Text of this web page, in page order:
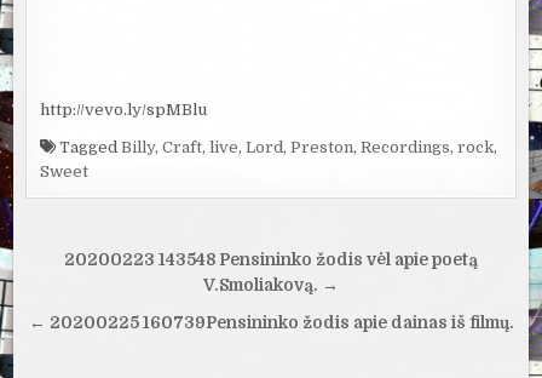
http://vevo.ly/spMBlu
TaggedBilly,Craft,live,Lord,Preston,Recordings,rock,
Sweet
Navigacija
įrašų
20200223 143548 Pensininko žodis vėl apie poetą
V.Smoliakovą. →
← 20200225 160739Pensininko žodis apie dainas iš filmų.